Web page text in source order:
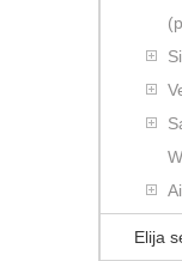
Elija